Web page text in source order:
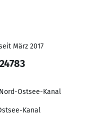
März 2017
Ostsee-Kanal
Kanal